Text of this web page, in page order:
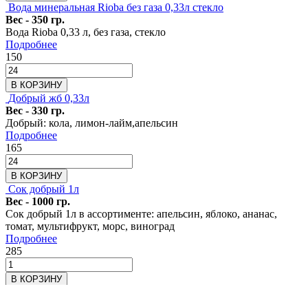
Вода минеральная Rioba без газа 0,33л стекло
Вес - 350 гр.
Вода Rioba 0,33 л, без газа, стекло
Подробнее
150
В КОРЗИНУ
Добрый жб 0,33л
Вес - 330 гр.
Добрый: кола, лимон-лайм,апельсин
Подробнее
165
В КОРЗИНУ
Сок добрый 1л
Вес - 1000 гр.
Сок добрый 1л в ассортименте: апельсин, яблоко, ананас,
томат, мультифрукт, морс, виноград
Подробнее
285
В КОРЗИНУ